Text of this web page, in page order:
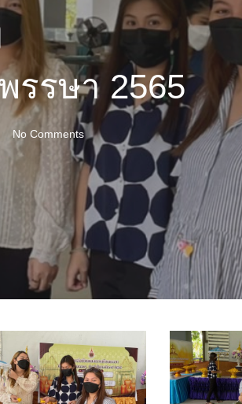
รรษา 2565
No Comments
S__13729802